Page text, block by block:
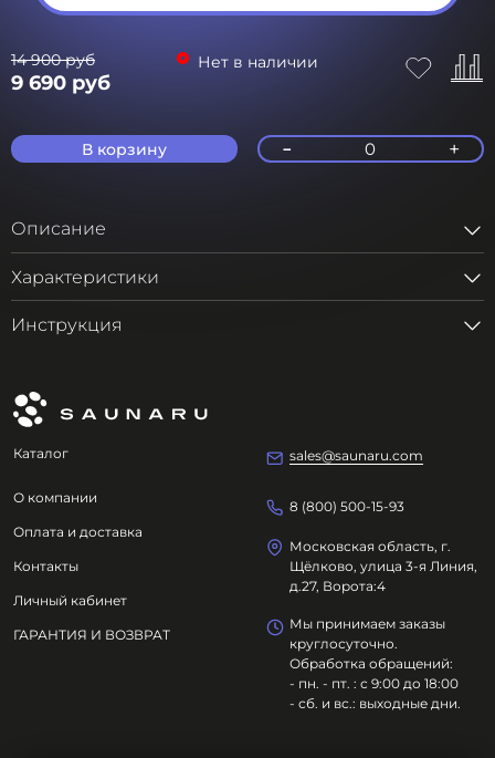
9 690 руб
14 900 руб Нет в наличии
В корзину - 0 +
Описание
Характеристики
Инструкция
Каталог
О компании
Оплата и доставка
Контакты
Личный кабинет
ГАРАНТИЯ И ВОЗВРАТ
sales@saunaru.com
8 (800) 500-15-93
Московская область, г.
Щёлково, улица 3-я Линия,
д.27, Ворота:4
Мы принимаем заказы
круглосуточно.
Обработка обращений:
- пн. - пт. : с 9:00 до 18:00
- сб. и вс.: выходные дни.